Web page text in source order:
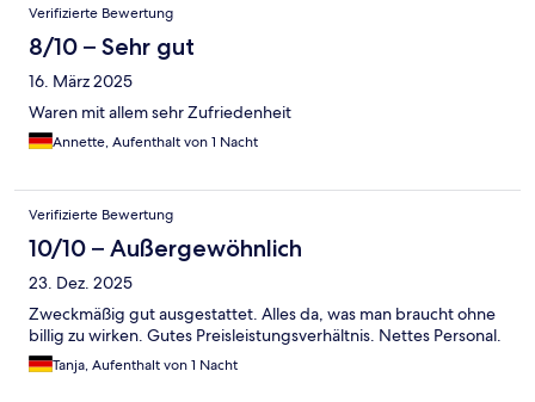
Verifizierte Bewertung
8/10 – Sehr gut
16. März 2025
Waren mit allem sehr Zufriedenheit
Annette, Aufenthalt von 1 Nacht
Verifizierte Bewertung
10/10 – Außergewöhnlich
23. Dez. 2025
Zweckmäßig gut ausgestattet. Alles da, was man braucht ohne
billig zu wirken. Gutes Preisleistungsverhältnis. Nettes Personal.
Tanja, Aufenthalt von 1 Nacht